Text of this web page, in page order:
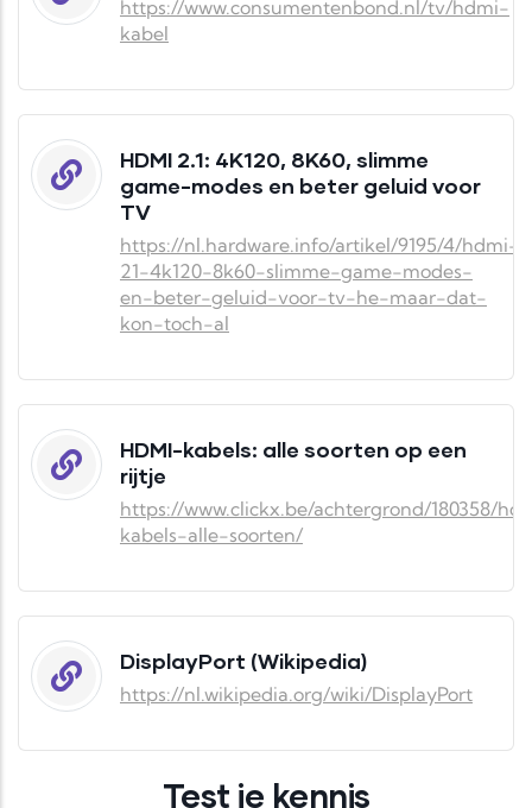
https://www.consumentenbond.nl/tv/hdmi-
kabel
HDMI 2.1: 4K120, 8K60, slimme
game-modes en beter geluid voor
TV
https://nl.hardware.info/artikel/9195/4/hdmi-
21-4k120-8k60-slimme-game-modes-
en-beter-geluid-voor-tv-he-maar-dat-
kon-toch-al
HDMI-kabels: alle soorten op een
rijtje
https://www.clickx.be/achtergrond/180358/
kabels-alle-soorten/
DisplayPort (Wikipedia)
https://nl.wikipedia.org/wiki/DisplayPort
Test je kennis